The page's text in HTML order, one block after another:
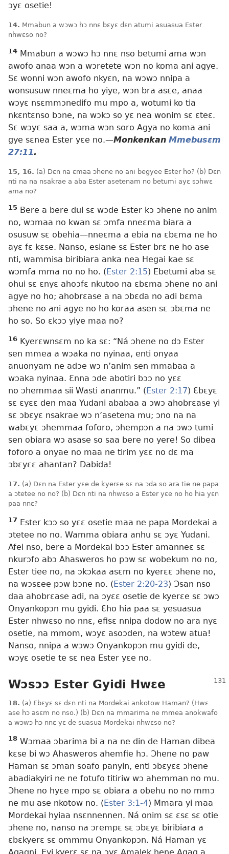
ɔyɛ osetie!
14. Mmabun a wɔwɔ hɔ nnɛ bɛyɛ dɛn atumi asuasua Ester
nhwɛso no?
14 Mmabun a wɔwɔ hɔ nnɛ nso betumi ama wɔn
awofo anaa wɔn a wɔretete wɔn no koma ani agye.
Sɛ wonni wɔn awofo nkyɛn, na wɔwɔ nnipa a
wonsusuw nneɛma ho yiye, wɔn bra asɛe, anaa
wɔyɛ nsɛmmɔnedifo mu mpo a, wotumi ko tia
nkɛntɛnso bɔne, na wɔkɔ so yɛ nea wonim sɛ ɛteɛ.
Sɛ wɔyɛ saa a, wɔma wɔn soro Agya no koma ani
gye sɛnea Ester yɛe no.—Monkenkan Mmebusɛm
27:11.
15, 16. (a) Dɛn na ɛmaa ɔhene no ani begyee Ester ho? (b) Dɛn
nti na na nsakrae a aba Ester asetenam no betumi ayɛ sɔhwɛ
ama no?
15 Bere a bere dui sɛ wɔde Ester kɔ ɔhene no anim
no, wɔmaa no kwan sɛ ɔmfa nneɛma biara a
osusuw sɛ obehia—nneɛma a ebia na ɛbɛma ne ho
ayɛ fɛ kɛse. Nanso, esiane sɛ Ester brɛ ne ho ase
nti, wammisa biribiara anka nea Hegai kae sɛ
wɔmfa mma no no ho. ( Ester 2:15) Ebetumi aba sɛ
ohui sɛ ɛnyɛ ahoɔfɛ nkutoo na ɛbɛma ɔhene no ani
agye no ho; ahobrɛase a na ɔbɛda no adi bɛma
ɔhene no ani agye no ho koraa asen sɛ ɔbɛma ne
ho so. So ɛkɔɔ yiye maa no?
16 Kyerɛwnsɛm no ka sɛ: “Ná ɔhene no dɔ Ester
sen mmea a wɔaka no nyinaa, enti onyaa
anuonyam ne adɔe wɔ n’anim sen mmabaa a
wɔaka nyinaa. Ɛnna ɔde abotiri bɔɔ no yɛɛ
no ɔhemmaa sii Wasti ananmu.” ( Ester 2:17) Ɛbɛyɛ
sɛ ɛyɛɛ den maa Yudani ababaa a ɔwɔ ahobrɛase yi
sɛ ɔbɛyɛ nsakrae wɔ n’asetena mu; ɔno na na
wabɛyɛ ɔhemmaa foforo, ɔhempɔn a na ɔwɔ tumi
sen obiara wɔ asase so saa bere no yere! So dibea
foforo a onyae no maa ne tirim yɛɛ no dɛ ma
ɔbɛyɛɛ ahantan? Dabida!
17. (a) Dɛn na Ester yɛe de kyerɛe sɛ na ɔda so ara tie ne papa
a ɔtetee no no? (b) Dɛn nti na nhwɛso a Ester yɛe no ho hia yɛn
paa nnɛ?
17 Ester kɔɔ so yɛɛ osetie maa ne papa Mordekai a
ɔtetee no no. Wamma obiara anhu sɛ ɔyɛ Yudani.
Afei nso, bere a Mordekai bɔɔ Ester amanneɛ sɛ
nkurɔfo abɔ Ahasweros ho pɔw sɛ wobekum no no,
Ester tiee no, na ɔkɔkaa asɛm no kyerɛɛ ɔhene no,
na wɔsɛee pɔw bɔne no. ( Ester 2:20-23) Ɔsan nso
daa ahobrɛase adi, na ɔyɛɛ osetie de kyerɛe sɛ ɔwɔ
Onyankopɔn mu gyidi. Ɛho hia paa sɛ yesuasua
Ester nhwɛso no nnɛ, efisɛ nnipa dodow no ara nyɛ
osetie, na mmom, wɔyɛ asoɔden, na wɔtew atua!
Nanso, nnipa a wɔwɔ Onyankopɔn mu gyidi de,
wɔyɛ osetie te sɛ nea Ester yɛe no.
Wɔsɔɔ Ester Gyidi Hwɛe
18. (a) Ɛbɛyɛ sɛ dɛn nti na Mordekai ankotow Haman? (Hwɛ
ase hɔ asɛm no nso.) (b) Dɛn na mmarima ne mmea anokwafo
a wɔwɔ hɔ nnɛ yɛ de suasua Mordekai nhwɛso no?
18 Wɔmaa ɔbarima bi a na ne din de Haman dibea
kɛse bi wɔ Ahasweros ahemfie hɔ. Ɔhene no paw
Haman sɛ ɔman soafo panyin, enti ɔbɛyɛɛ ɔhene
abadiakyiri ne ne fotufo titiriw wɔ ahemman no mu.
Ɔhene no hyɛe mpo sɛ obiara a obehu no no mmɔ
ne mu ase nkotow no. (Ester 3:1-4) Mmara yi maa
Mordekai hyiaa nsɛnnennen. Ná onim sɛ ɛsɛ sɛ otie
ɔhene no, nanso na ɔrempɛ sɛ ɔbɛyɛ biribiara a
ɛbɛkyerɛ sɛ ommmu Onyankopɔn. Ná Haman yɛ